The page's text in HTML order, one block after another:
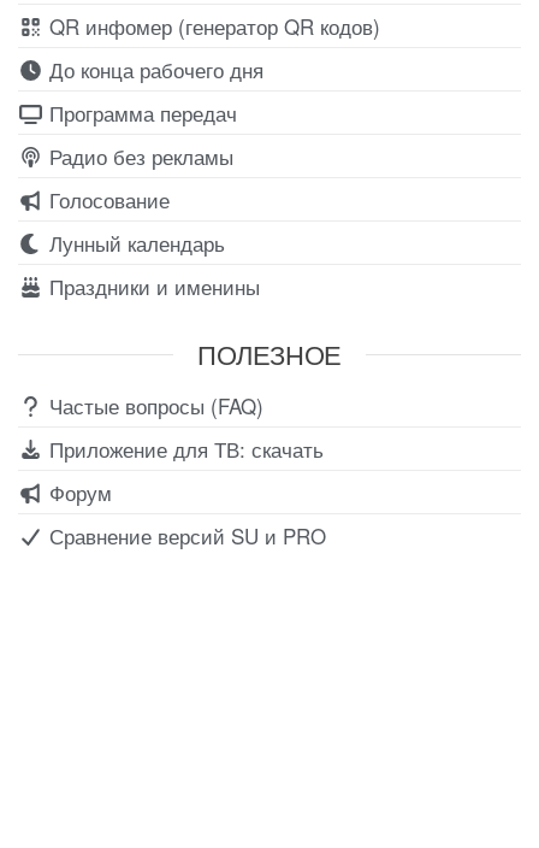
QR инфомер (генератор QR кодов)
До конца рабочего дня
Программа передач
Радио без рекламы
Голосование
Лунный календарь
Праздники и именины
ПОЛЕЗНОЕ
Частые вопросы (FAQ)
Приложение для ТВ: скачать
Форум
Сравнение версий SU и PRO